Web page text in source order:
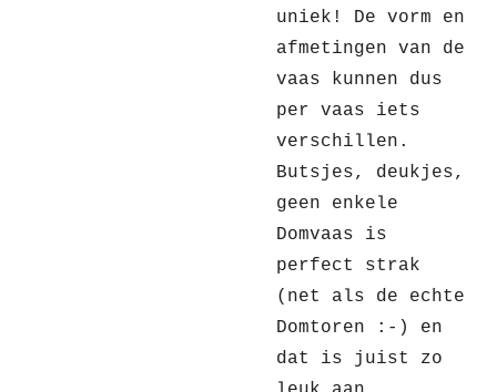
uniek! De vorm en
afmetingen van de
vaas kunnen dus
per vaas iets
verschillen.
Butsjes, deukjes,
geen enkele
Domvaas is
perfect strak
(net als de echte
Domtoren :-) en
dat is juist zo